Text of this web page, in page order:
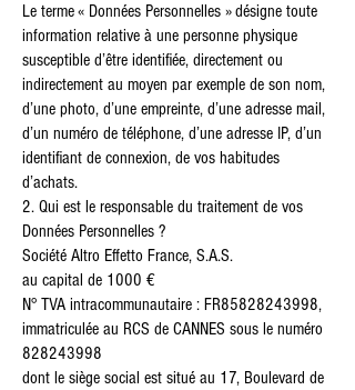
Le terme « Données Personnelles » désigne toute
information relative à une personne physique
susceptible d’être identifiée, directement ou
indirectement au moyen par exemple de son nom,
d’une photo, d’une empreinte, d’une adresse mail,
d’un numéro de téléphone, d’une adresse IP, d’un
identifiant de connexion, de vos habitudes
d’achats.
2. Qui est le responsable du traitement de vos
Données Personnelles ?
Société Altro Effetto France, S.A.S.
au capital de 1000 €
N° TVA intracommunautaire : FR85828243998,
immatriculée au RCS de CANNES sous le numéro
828243998
dont le siège social est situé au 17, Boulevard de